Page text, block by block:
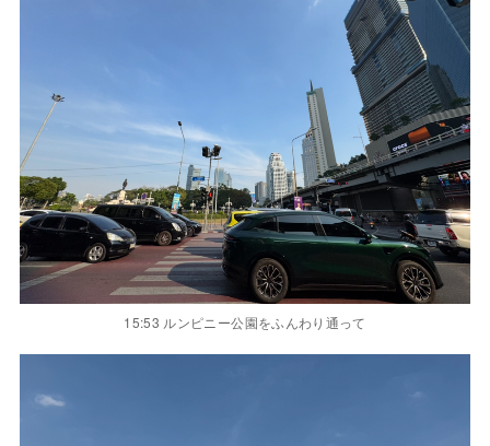
15:53 ルンピニー公園をふんわり通って